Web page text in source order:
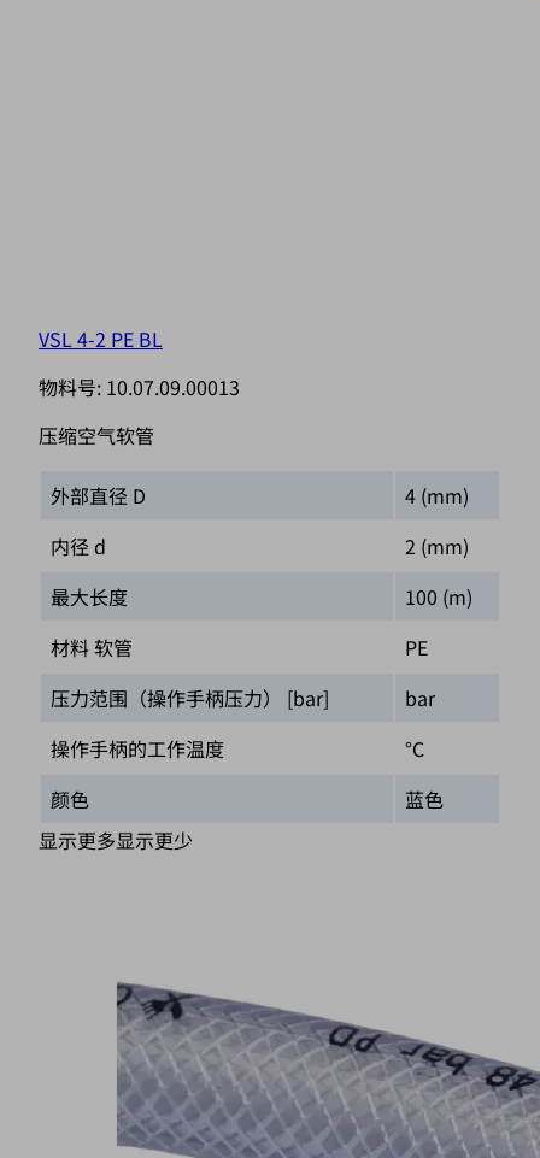
VSL 4-2 PE BL
物料号: 10.07.09.00013
压缩空气软管
外部直径 D
4 (mm)
内径 d
2 (mm)
最大长度
100 (m)
材料 软管
PE
压力范围（操作手柄压力） [bar]
bar
操作手柄的工作温度
°C
颜色
蓝色
显示更多显示更少